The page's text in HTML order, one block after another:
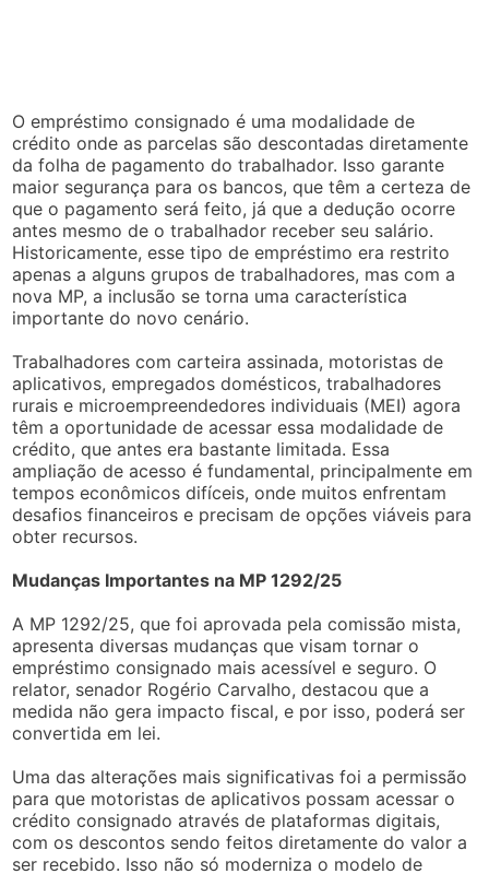
O empréstimo consignado é uma modalidade de
crédito onde as parcelas são descontadas diretamente
da folha de pagamento do trabalhador. Isso garante
maior segurança para os bancos, que têm a certeza de
que o pagamento será feito, já que a dedução ocorre
antes mesmo de o trabalhador receber seu salário.
Historicamente, esse tipo de empréstimo era restrito
apenas a alguns grupos de trabalhadores, mas com a
nova MP, a inclusão se torna uma característica
importante do novo cenário.
Trabalhadores com carteira assinada, motoristas de
aplicativos, empregados domésticos, trabalhadores
rurais e microempreendedores individuais (MEI) agora
têm a oportunidade de acessar essa modalidade de
crédito, que antes era bastante limitada. Essa
ampliação de acesso é fundamental, principalmente em
tempos econômicos difíceis, onde muitos enfrentam
desafios financeiros e precisam de opções viáveis para
obter recursos.
Mudanças Importantes na MP 1292/25
A MP 1292/25, que foi aprovada pela comissão mista,
apresenta diversas mudanças que visam tornar o
empréstimo consignado mais acessível e seguro. O
relator, senador Rogério Carvalho, destacou que a
medida não gera impacto fiscal, e por isso, poderá ser
convertida em lei.
Uma das alterações mais significativas foi a permissão
para que motoristas de aplicativos possam acessar o
crédito consignado através de plataformas digitais,
com os descontos sendo feitos diretamente do valor a
ser recebido. Isso não só moderniza o modelo de